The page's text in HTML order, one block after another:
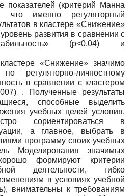
показателей (критерий Манна
что именно регуляторный
в кластере «Снижение»
развития в сравнении с
(p<0,04) и
«Снижение» значимо
регуляторно-личностному
в сравнении с кластером
. Полученные результаты
способные выделить
учебных целей условия,
сориентироваться в
а главное, выбрать в
программу своих учебных
Моделирования значимых
формируют критерии
деятельности, гибко
в условиях учебной
внимательны к требованиям